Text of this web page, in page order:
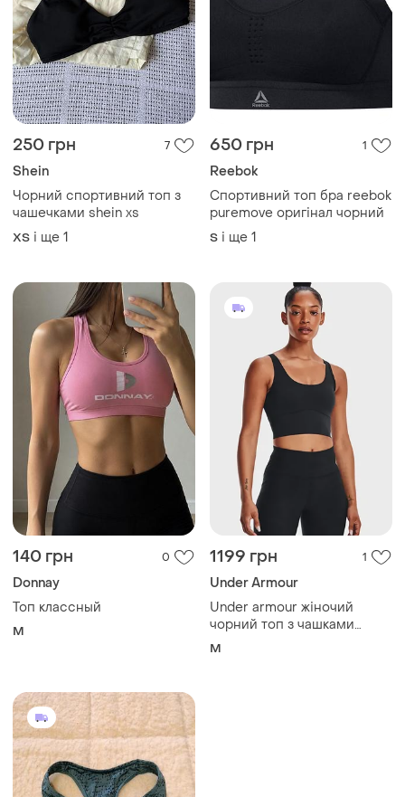
250 грн 7
Shein
Чорний спортивний топ з
чашечками shein xs
ХS і ще 1
650 грн 1
Reebok
Спортивний топ бра reebok
puremove оригінал чорний
S і ще 1
140 грн 0
Donnay
Топ классный
M
1199 грн 1
Under Armour
Under armour жіночий
чорний топ з чашками
meridian fitted crop tank
M